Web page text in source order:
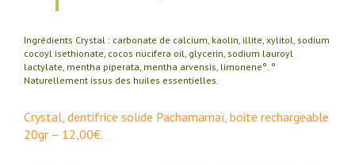
Ingrédients Crystal : carbonate de calcium, kaolin, illite, xylitol, sodium
cocoyl isethionate, cocos nucifera oil, glycerin, sodium lauroyl
lactylate, mentha piperata, mentha arvensis, limonene°. °
Naturellement issus des huiles essentielles.
Crystal, dentifrice solide Pachamamaï, boite rechargeable
20gr – 12,00€.